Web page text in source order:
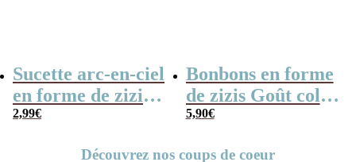
Sucette arc-en-ciel
en forme de zizi –
cadeau coquin
2,99€
Bonbons en forme
de zizis Goût cola
– Cadeau coquin
5,90€
Découvrez nos coups de coeur